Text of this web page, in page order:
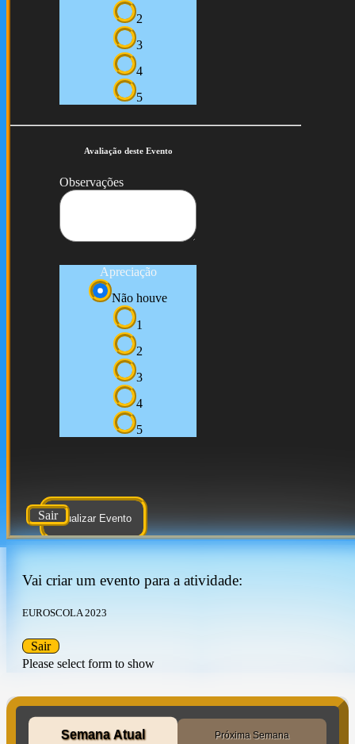
2
3
4
5
Avaliação deste Evento
Observações
Apreciação
Não houve
1
2
3
4
5
Atualizar Evento
Sair
Vai criar um evento para a atividade:
EUROSCOLA 2023
Please select form to show
Sair
Semana Atual Próxima Semana